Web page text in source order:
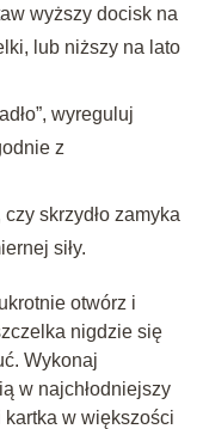
wyższy docisk na
lub niższy na lato
wyreguluj
z
skrzydło zamyka
siły.
otwórz i
nigdzie się
Wykonaj
w najchłodniejszy
w większości